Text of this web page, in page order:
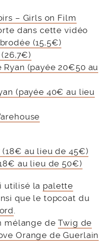
– Girls on Film
dans cette vidéo
(15,5€)
(payée 20€50 au
(payée 40€ au lieu
au lieu de 45€)
au lieu de 50€)
utilisé la palette
que le topcoat du
.
mélange deTwig de
Orange de Guerlain